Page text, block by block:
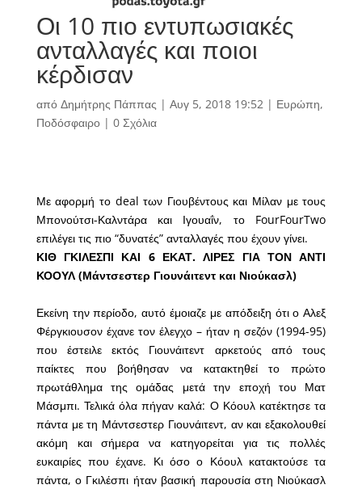
Οι 10 πιο εντυπωσιακές
ανταλλαγές και ποιοι
κέρδισαν
από Δημήτρης Πάππας | Αυγ 5, 2018 19:52| Ευρώπη,
Ποδόσφαιρο| 0 Σχόλια
Με αφορμή το deal των Γιουβέντους και Μίλαν με τους
Μπονούτσι-Καλντάρα και Ιγουαΐν, το FourFourTwo
επιλέγει τις πιο “δυνατές” ανταλλαγές που έχουν γίνει.
ΚΙΘ ΓΚΙΛΕΣΠΙ ΚΑΙ 6 ΕΚΑΤ. ΛΙΡΕΣ ΓΙΑ ΤΟΝ ΑΝΤΙ
ΚΟΟΥΛ (Μάντσεστερ Γιουνάιτεντ και Νιούκασλ)
Εκείνη την περίοδο, αυτό έμοιαζε με απόδειξη ότι ο Αλεξ
Φέργκιουσον έχανε τον έλεγχο – ήταν η σεζόν (1994-95)
που έστειλε εκτός Γιουνάιτεντ αρκετούς από τους
παίκτες που βοήθησαν να κατακτηθεί το πρώτο
πρωτάθλημα της ομάδας μετά την εποχή του Ματ
Μάσμπι. Τελικά όλα πήγαν καλά: Ο Κόουλ κατέκτησε τα
πάντα με τη Μάντσεστερ Γιουνάιτεντ, αν και εξακολουθεί
ακόμη και σήμερα να κατηγορείται για τις πολλές
ευκαιρίες που έχανε. Κι όσο ο Κόουλ κατακτούσε τα
πάντα, ο Γκιλέσπι ήταν βασική παρουσία στη Νιούκασλ